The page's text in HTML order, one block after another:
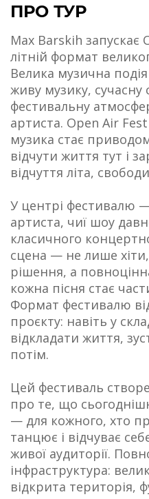
ПРО ТУР
Max Barskih
літній формат
Велика музична
живу музику, сучасну
фестивальну
артиста. Open Air
музика стає
відчути життя тут і
відчуття літа,
У центрі фестивалю
артиста, чиї шоу
класичного
сцена — не лише хіти,
рішення, а
кожна пісня стає
Формат фестивалю
проєкту: навіть у
відкладати життя,
потім.
Цей фестиваль
про те, що
— для кожного, хто
танцює і відчуває
живої аудиторії.
інфраструктура:
відкрита територія,